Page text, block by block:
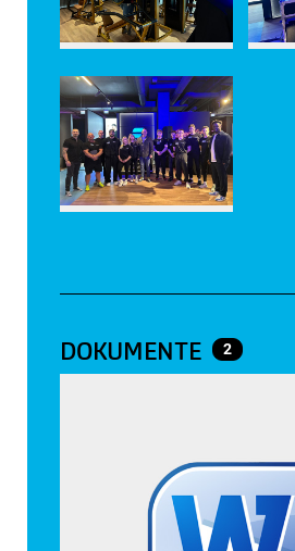
DOKUMENTE 2